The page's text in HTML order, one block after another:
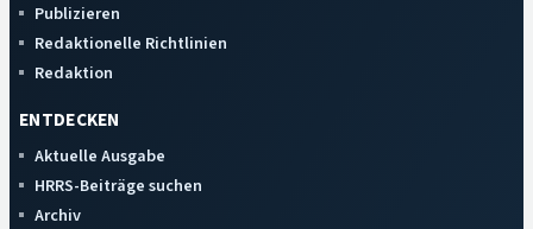
Publizieren
Redaktionelle Richtlinien
Redaktion
ENTDECKEN
Aktuelle Ausgabe
HRRS-Beiträge suchen
Archiv